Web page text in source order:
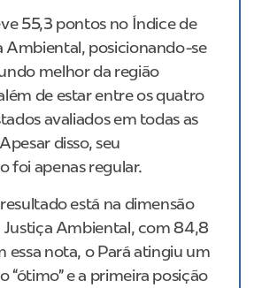
55,3 pontos no Índice de
Ambiental, posicionando-se
melhor da região
de estar entre os quatro
avaliados em todas as
disso, seu
foi apenas regular.
está na dimensão
Justiça Ambiental, com 84,8
essa nota, o Pará atingiu um
“ótimo” e a primeira posição